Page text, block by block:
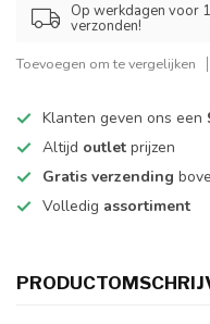
Op werkdagen voor
verzonden!
Toevoegen om te vergelijken
Klanten geven ons een
Altijd outlet prijzen
Gratis verzending
Volledig assortiment